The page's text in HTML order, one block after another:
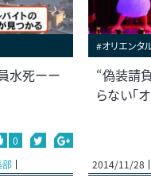
水死ーー
0
部
#オリエンタ
“偽装請
らない「
2014/11/28